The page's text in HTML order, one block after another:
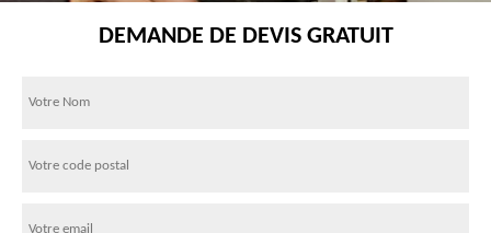
DEMANDE DE DEVIS GRATUIT